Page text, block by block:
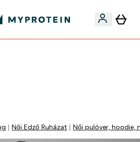
Női Edző Ruházat Női pulóver, hoodie,